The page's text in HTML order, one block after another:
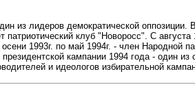
из лидеров демократической оппозиции.
клуб "Новоросс". С августа
1993г. по май 1994г. - член Народной
кампании 1994 года - один из
и идеологов избирательной